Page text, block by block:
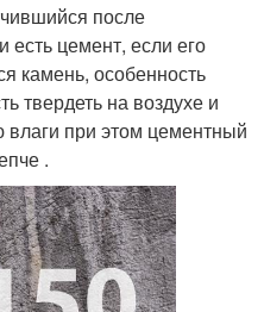
после
есть цемент, если его
камень, особенность
твердеть на воздухе и
влаги при этом цементный
.